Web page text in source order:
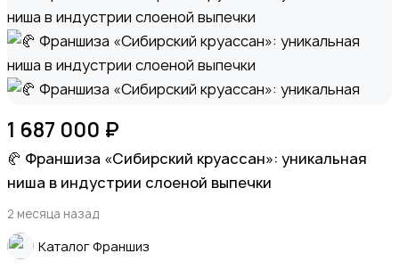
Красота и здоровье
Хэндмейд
1 687 000 ₽
🥐 Франшиза «Сибирский круассан»: уникальная
ниша в индустрии слоеной выпечки
2 месяца назад
Каталог Франшиз